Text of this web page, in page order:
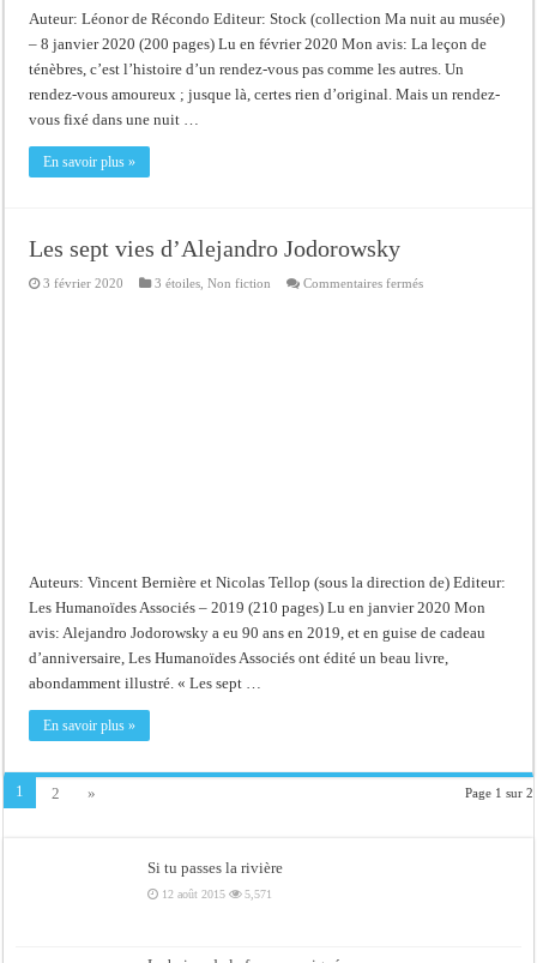
Auteur: Léonor de Récondo Editeur: Stock (collection Ma nuit au musée)
– 8 janvier 2020 (200 pages) Lu en février 2020 Mon avis: La leçon de
ténèbres, c’est l’histoire d’un rendez-vous pas comme les autres. Un
rendez-vous amoureux ; jusque là, certes rien d’original. Mais un rendez-
vous fixé dans une nuit …
En savoir plus »
Les sept vies d’Alejandro Jodorowsky
3 février 2020 3 étoiles ,Non fiction Commentaires ferméssur
Auteurs: Vincent Bernière et Nicolas Tellop (sous la direction de) Editeur:
Les Humanoïdes Associés – 2019 (210 pages) Lu en janvier 2020 Mon
avis: Alejandro Jodorowsky a eu 90 ans en 2019, et en guise de cadeau
d’anniversaire, Les Humanoïdes Associés ont édité un beau livre,
abondamment illustré. « Les sept …
En savoir plus »
Page 1 sur 2
1 2 »
Si tu passes la rivière
12 août 2015 5,571